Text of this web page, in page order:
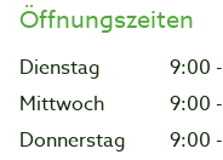
Öffnungszeiten
Dienstag
9:00
Mittwoch
9:00
Donnerstag
9:00